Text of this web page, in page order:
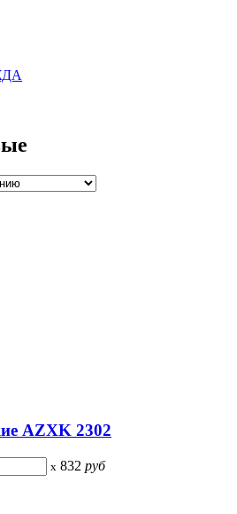
AZXK 2302
x 832 руб